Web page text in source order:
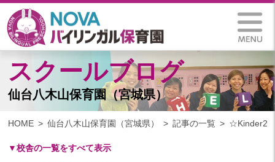
スクールブログ
仙台八木山保育園（宮城県）
HOME 仙台八木山保育園（宮城県） 記事の一覧
▼校舎の一覧をすべて表示